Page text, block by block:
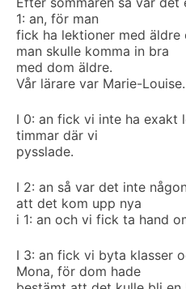
1: an, för man
fick ha lektioner med äldre
man skulle komma in bra
med dom äldre.
Vår lärare var Marie-Louise.
I 0: an fick vi inte ha exakt
timmar där vi
pysslade.
I 2: an så var det inte
att det kom upp nya
i 1: an och vi fick ta hand
I 3: an fick vi byta klasser
Mona, för dom hade